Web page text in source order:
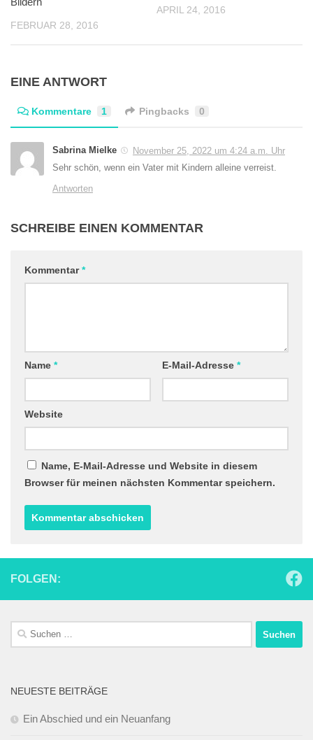
FEBRUAR 28, 2016
APRIL 24, 2016
EINE ANTWORT
Kommentare 1 Pingbacks 0
Sabrina Mielke
November 25, 2022 um 4:24 a.m. Uhr
Sehr schön, wenn ein Vater mit Kindern alleine verreist.
Antworten
SCHREIBE EINEN KOMMENTAR
Kommentar*
Name * E-Mail-Adresse *
Website
Name, E-Mail-Adresse und Website in diesem
Browser für meinen nächsten Kommentar speichern.
FOLGEN:
Suchen
nach:
NEUESTE BEITRÄGE
Ein Abschied und ein Neuanfang